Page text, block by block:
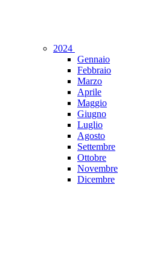
2024
Gennaio
Febbraio
Marzo
Aprile
Maggio
Giugno
Luglio
Agosto
Settembre
Ottobre
Novembre
Dicembre